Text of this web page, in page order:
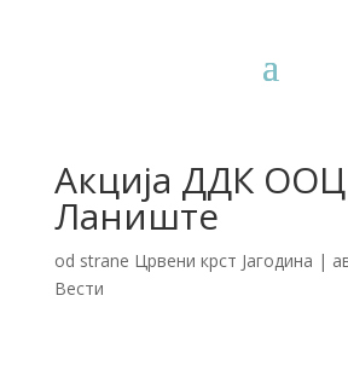
Акција ДДК
Ланиште
od strane Црвени крст Јагодина |
Вести